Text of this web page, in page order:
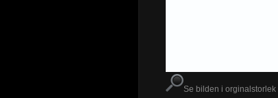
Se bilden i orginalstorlek